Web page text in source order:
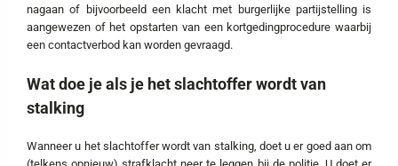
nagaan of bijvoorbeeld een klacht met burgerlijke partijstelling is
aangewezen of het opstarten van een kortgedingprocedure waarbij
een contactverbod kan worden gevraagd.
Wat doe je als je het slachtoffer wordt van
stalking
Wanneer u het slachtoffer wordt van stalking, doet u er goed aan om